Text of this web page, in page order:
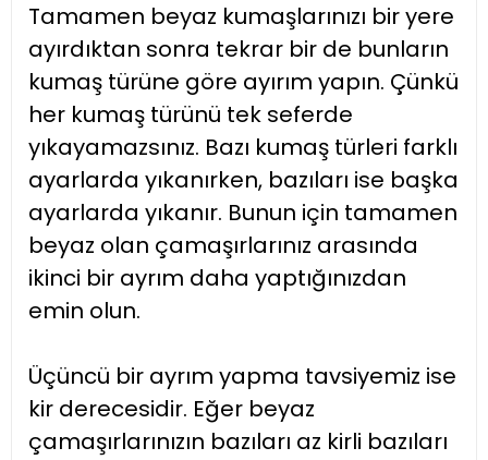
Tamamen beyaz kumaşlarınızı bir yere
ayırdıktan sonra tekrar bir de bunların
kumaş türüne göre ayırım yapın. Çünkü
her kumaş türünü tek seferde
yıkayamazsınız. Bazı kumaş türleri farklı
ayarlarda yıkanırken, bazıları ise başka
ayarlarda yıkanır. Bunun için tamamen
beyaz olan çamaşırlarınız arasında
ikinci bir ayrım daha yaptığınızdan
emin olun.
Üçüncü bir ayrım yapma tavsiyemiz ise
kir derecesidir. Eğer beyaz
çamaşırlarınızın bazıları az kirli bazıları